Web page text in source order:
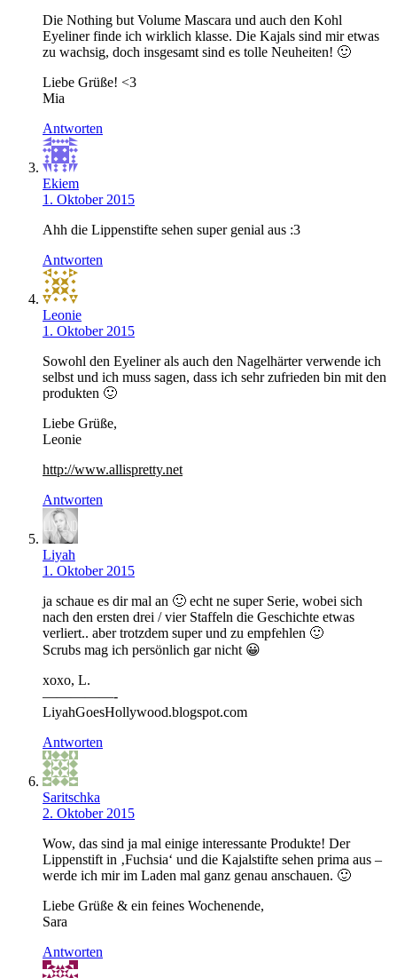
Die Nothing but Volume Mascara und auch den Kohl
Eyeliner finde ich wirklich klasse. Die Kajals sind mir etwas
zu wachsig, doch insgesamt sind es tolle Neuheiten! 🙂
Liebe Grüße! <3
Mia
Antworten
Ekiem
1. Oktober 2015
Ahh die Lippenstifte sehen super genial aus :3
Antworten
Leonie
1. Oktober 2015
Sowohl den Eyeliner als auch den Nagelhärter verwende ich
selbst und ich muss sagen, dass ich sehr zufrieden bin mit den
produkten 🙂
Liebe Grüße,
Leonie
http://www.allispretty.net
Antworten
Liyah
1. Oktober 2015
ja schaue es dir mal an 🙂 echt ne super Serie, wobei sich
nach den ersten drei / vier Staffeln die Geschichte etwas
verliert.. aber trotzdem super und zu empfehlen 🙂
Scrubs mag ich persönlich gar nicht 😀
xoxo, L.
—————-
LiyahGoesHollywood.blogspot.com
Antworten
Saritschka
2. Oktober 2015
Wow, das sind ja mal einige interessante Produkte! Der
Lippenstift in ‚Fuchsia‘ und die Kajalstifte sehen prima aus –
werde ich mir im Laden mal ganz genau anschauen. 🙂
Liebe Grüße & ein feines Wochenende,
Sara
Antworten